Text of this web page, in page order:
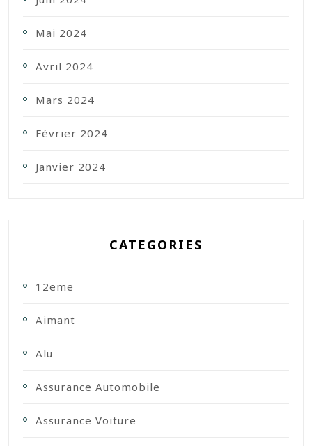
Mai 2024
Avril 2024
Mars 2024
Février 2024
Janvier 2024
CATEGORIES
12eme
Aimant
Alu
Assurance Automobile
Assurance Voiture